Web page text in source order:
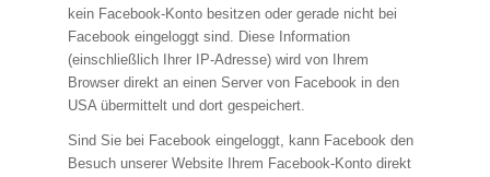
kein Facebook-Konto besitzen oder gerade nicht bei
Facebook eingeloggt sind. Diese Information
(einschließlich Ihrer IP-Adresse) wird von Ihrem
Browser direkt an einen Server von Facebook in den
USA übermittelt und dort gespeichert.
Sind Sie bei Facebook eingeloggt, kann Facebook den
Besuch unserer Website Ihrem Facebook-Konto direkt